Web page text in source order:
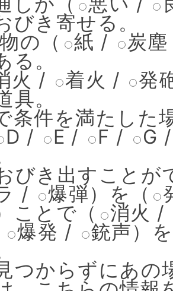
びき寄せる。
の （ 紙 / 炭塵
る。
火 / 着火 /
発
具。
条件を満たした
D / E / F / G
びき出すことが
/ 爆弾） を （
ことで （ 消火 /
爆発 / 銃声）
つからずにあの